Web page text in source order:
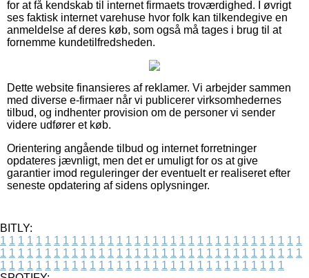
for at få kendskab til internet firmaets troværdighed. I øvrigt
ses faktisk internet varehuse hvor folk kan tilkendegive en
anmeldelse af deres køb, som også må tages i brug til at
fornemme kundetilfredsheden.
Dette website finansieres af reklamer. Vi arbejder sammen
med diverse e-firmaer når vi publicerer virksomhedernes
tilbud, og indhenter provision om de personer vi sender
videre udfører et køb.
Orientering angående tilbud og internet forretninger
opdateres jævnligt, men det er umuligt for os at give
garantier imod reguleringer der eventuelt er realiseret efter
seneste opdatering af sidens oplysninger.
BITLY:
1 1 1 1 1 1 1 1 1 1 1 1 1 1 1 1 1 1 1 1 1 1 1 1 1 1 1 1 1 1 1 1 1 1
1 1 1 1 1 1 1 1 1 1 1 1 1 1 1 1 1 1 1 1 1 1 1 1 1 1 1 1 1 1 1 1 1 1
1 1 1 1 1 1 1 1 1 1 1 1 1 1 1 1 1 1 1 1 1 1 1 1 1 1 1 1 1 1 1 1